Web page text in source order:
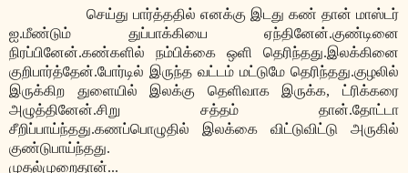
செய்து பார்த்ததில் எனக்கு இடது கண் தான் மாஸ்டர்
ஐ.மீண்டும் துப்பாக்கியை ஏந்தினேன்.குண்டினை
நிரப்பினேன்.கண்களில் நம்பிக்கை ஒளி தெரிந்தது.இலக்கினை
குறிபார்த்தேன்.போர்டில் இருந்த வட்டம் மட்டுமே தெரிந்தது.குழலில்
இருக்கிற துளையில் இலக்கு தெளிவாக இருக்க, ட்ரிக்கரை
அழுத்தினேன்.சிறு சத்தம் தான்.தோட்டா
சீறிப்பாய்ந்தது.கணப்பொழுதில் இலக்கை விட்டுவிட்டு அருகில்
குண்டுபாய்ந்தது.
முதல்முறைதான்...